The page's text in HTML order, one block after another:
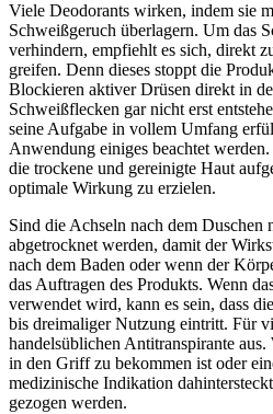
Viele Deodorants wirken, indem sie
Schweißgeruch überlagern. Um das
verhindern, empfiehlt es sich, direkt
greifen. Denn dieses stoppt die
Blockieren aktiver Drüsen direkt in
Schweißflecken gar nicht erst
seine Aufgabe in vollem Umfang
Anwendung einiges beachtet
die trockene und gereinigte Haut
optimale Wirkung zu erzielen.
Sind die Achseln nach dem Duschen
abgetrocknet werden, damit der
nach dem Baden oder wenn der
das Auftragen des Produkts. Wenn
verwendet wird, kann es sein, dass
bis dreimaliger Nutzung eintritt. Für
handelsüblichen Antitranspirante
in den Griff zu bekommen ist oder
medizinische Indikation
gezogen werden.